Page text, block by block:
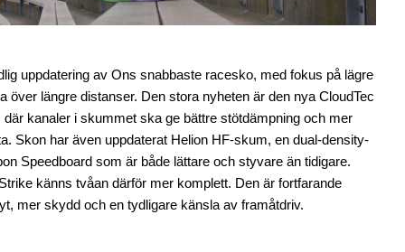
uppdatering av Ons snabbaste racesko, med fokus på lägre
över längre distanser. Den stora nyheten är den nya CloudTec
kanaler i skummet ska ge bättre stötdämpning och mer
Skon har även uppdaterat Helion HF-skum, en dual-density-
Speedboard som är både lättare och styvare än tidigare.
känns tvåan därför mer komplett. Den är fortfarande
mer skydd och en tydligare känsla av framåtdriv.